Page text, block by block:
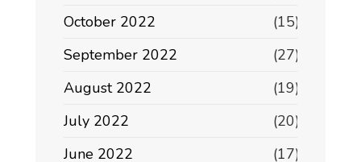
October 2022
(15)
September 2022
(27)
August 2022
(19)
July 2022
(20)
June 2022
(17)